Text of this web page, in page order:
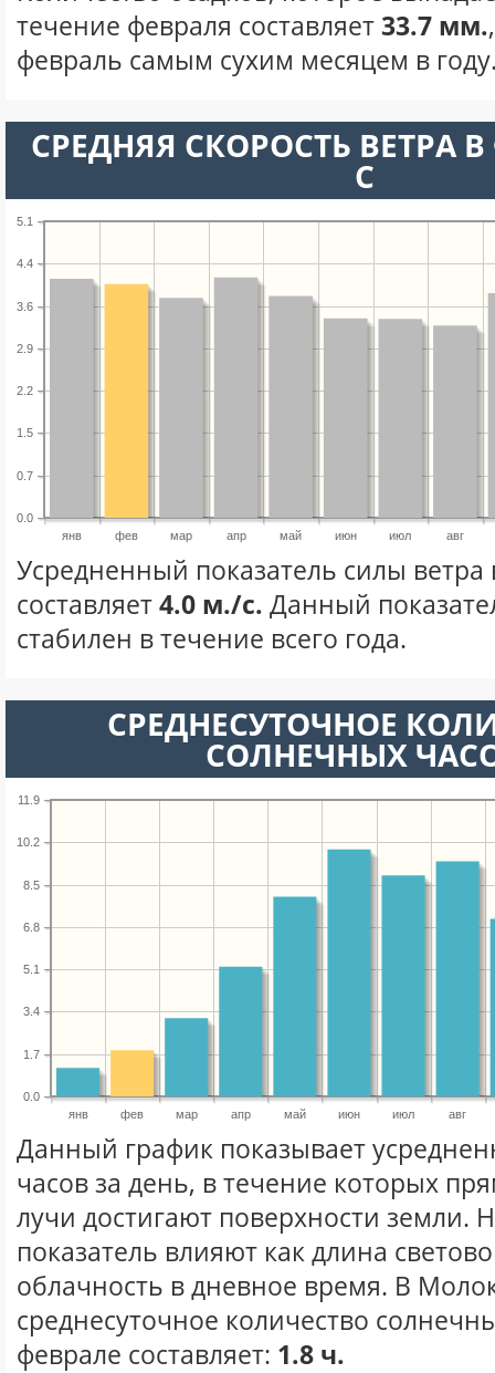
течение февраля составляет33.7 мм.
февраль самым сухим месяцем в
СРЕДНЯЯ СКОРОСТЬ ВЕТРА
С
янв фев мар апр май июн июл авг
0.0
0.7
1.5
2.2
2.9
3.6
4.4
5.1
Усредненный показатель силы ветра
составляет4.0 м./с. Данный
стабилен в течение всего года.
СРЕДНЕСУТОЧНОЕ
СОЛНЕЧНЫХ
янв фев мар апр май июн июл авг
0.0
1.7
3.4
5.1
6.8
8.5
10.2
11.9
Данный график показывает
часов за день, в течение которых
лучи достигают поверхности земли.
показатель влияют как длина
облачность в дневное время. В
среднесуточное количество
феврале составляет: 1.8 ч.